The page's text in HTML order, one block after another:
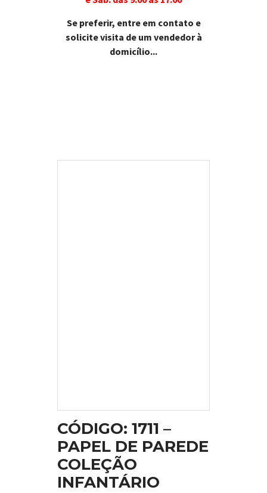
Se preferir, entre em contato e
solicite visita de um vendedor à
domicílio...
CÓDIGO: 1711 –
PAPEL DE PAREDE
COLEÇÃO
INFANTÁRIO